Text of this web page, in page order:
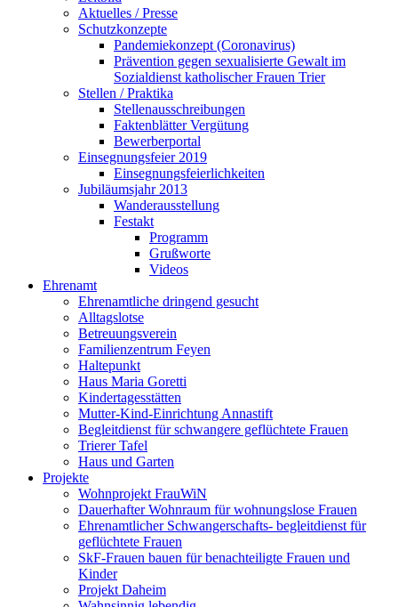
Aktuelles / Presse
Schutzkonzepte
Pandemiekonzept (Coronavirus)
Prävention gegen sexualisierte Gewalt im
Sozialdienst katholischer Frauen Trier
Stellen / Praktika
Stellenausschreibungen
Faktenblätter Vergütung
Bewerberportal
Einsegnungsfeier 2019
Einsegnungsfeierlichkeiten
Jubiläumsjahr 2013
Wanderausstellung
Festakt
Programm
Grußworte
Videos
Ehrenamt
Ehrenamtliche dringend gesucht
Alltagslotse
Betreuungsverein
Familienzentrum Feyen
Haltepunkt
Haus Maria Goretti
Kindertagesstätten
Mutter-Kind-Einrichtung Annastift
Begleitdienst für schwangere geflüchtete Frauen
Trierer Tafel
Haus und Garten
Projekte
Wohnprojekt FrauWiN
Dauerhafter Wohnraum für wohnungslose Frauen
Ehrenamtlicher Schwangerschafts- begleitdienst für
geflüchtete Frauen
SkF-Frauen bauen für benachteiligte Frauen und
Kinder
Projekt Daheim